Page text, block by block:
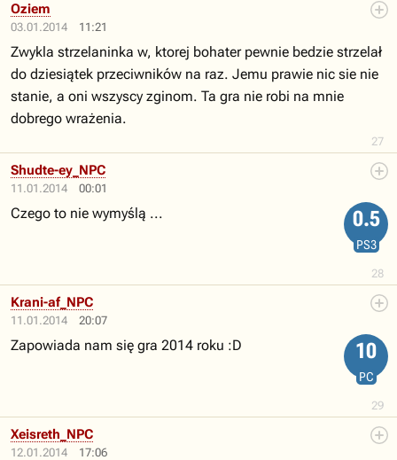
03.01.2014 11:21
27
Oziem
Zwykla strzelaninka w, ktorej bohater pewnie bedzie strzelał
do dziesiątek przeciwników na raz. Jemu prawie nic sie nie
stanie, a oni wszyscy zginom. Ta gra nie robi na mnie
dobrego wrażenia.
11.01.2014 00:01
28
Shudte-ey_NPC
0.5
PS3
Czego to nie wymyślą ...
11.01.2014 20:07
29
Krani-af_NPC
10
PC
Zapowiada nam się gra 2014 roku :D
12.01.2014 17:06
Xeisreth_NPC